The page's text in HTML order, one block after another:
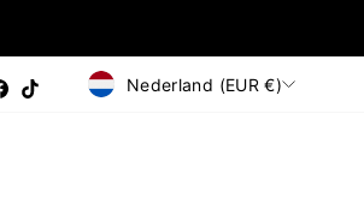
Facebook
TikTok Valuta
Nederland (EUR €)